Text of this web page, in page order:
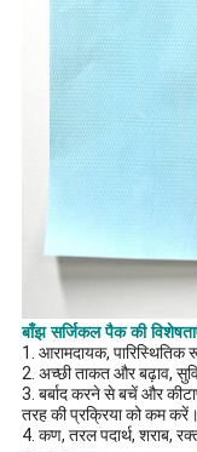
बाँझ सर्जिकल पैक की
1. आरामदायक,
2. अच्छी ताकत और बढ़ाव,
3. बर्बाद करने से बचें और
तरह की प्रक्रिया को कम करें।
4. कण, तरल पदार्थ, शराब,